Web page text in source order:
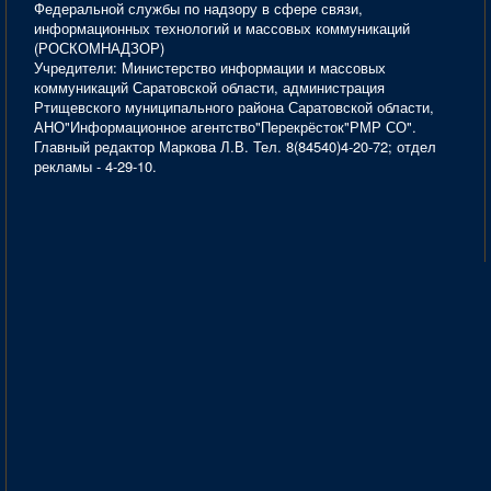
Федеральной службы по надзору в сфере связи,
информационных технологий и массовых коммуникаций
(РОСКОМНАДЗОР)
Учредители: Министерство информации и массовых
коммуникаций Саратовской области, администрация
Ртищевского муниципального района Саратовской области,
АНО"Информационное агентство"Перекрёсток"РМР СО".
Главный редактор Маркова Л.В. Тел. 8(84540)4-20-72; отдел
рекламы - 4-29-10.